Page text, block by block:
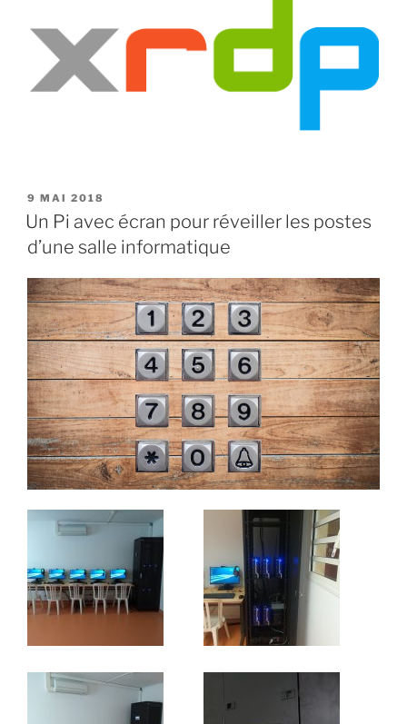
9 MAI 2018
Un Pi avec écran pour réveiller les postes
d’une salle informatique